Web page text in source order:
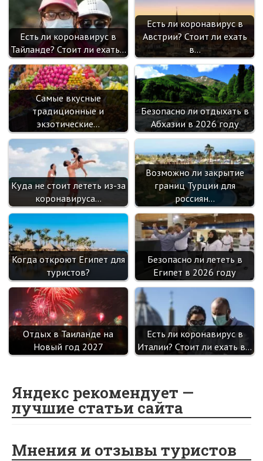
Есть ли коронавирус в
Тайланде? Стоит ли ехать…
Есть ли коронавирус в
Австрии? Стоит ли ехать
в…
Самые вкусные
традиционные и
экзотические…
Безопасно ли отдыхать в
Абхазии в 2026 году
Куда не стоит лететь из-за
коронавируса…
Возможно ли закрытие
границ Турции для
россиян…
Когда откроют Египет для
туристов?
Безопасно ли лететь в
Египет в 2026 году
Отдых в Таиланде на
Новый год 2027
Есть ли коронавирус в
Италии? Стоит ли ехать в…
Яндекс рекомендует —
лучшие статьи сайта
Мнения и отзывы туристов